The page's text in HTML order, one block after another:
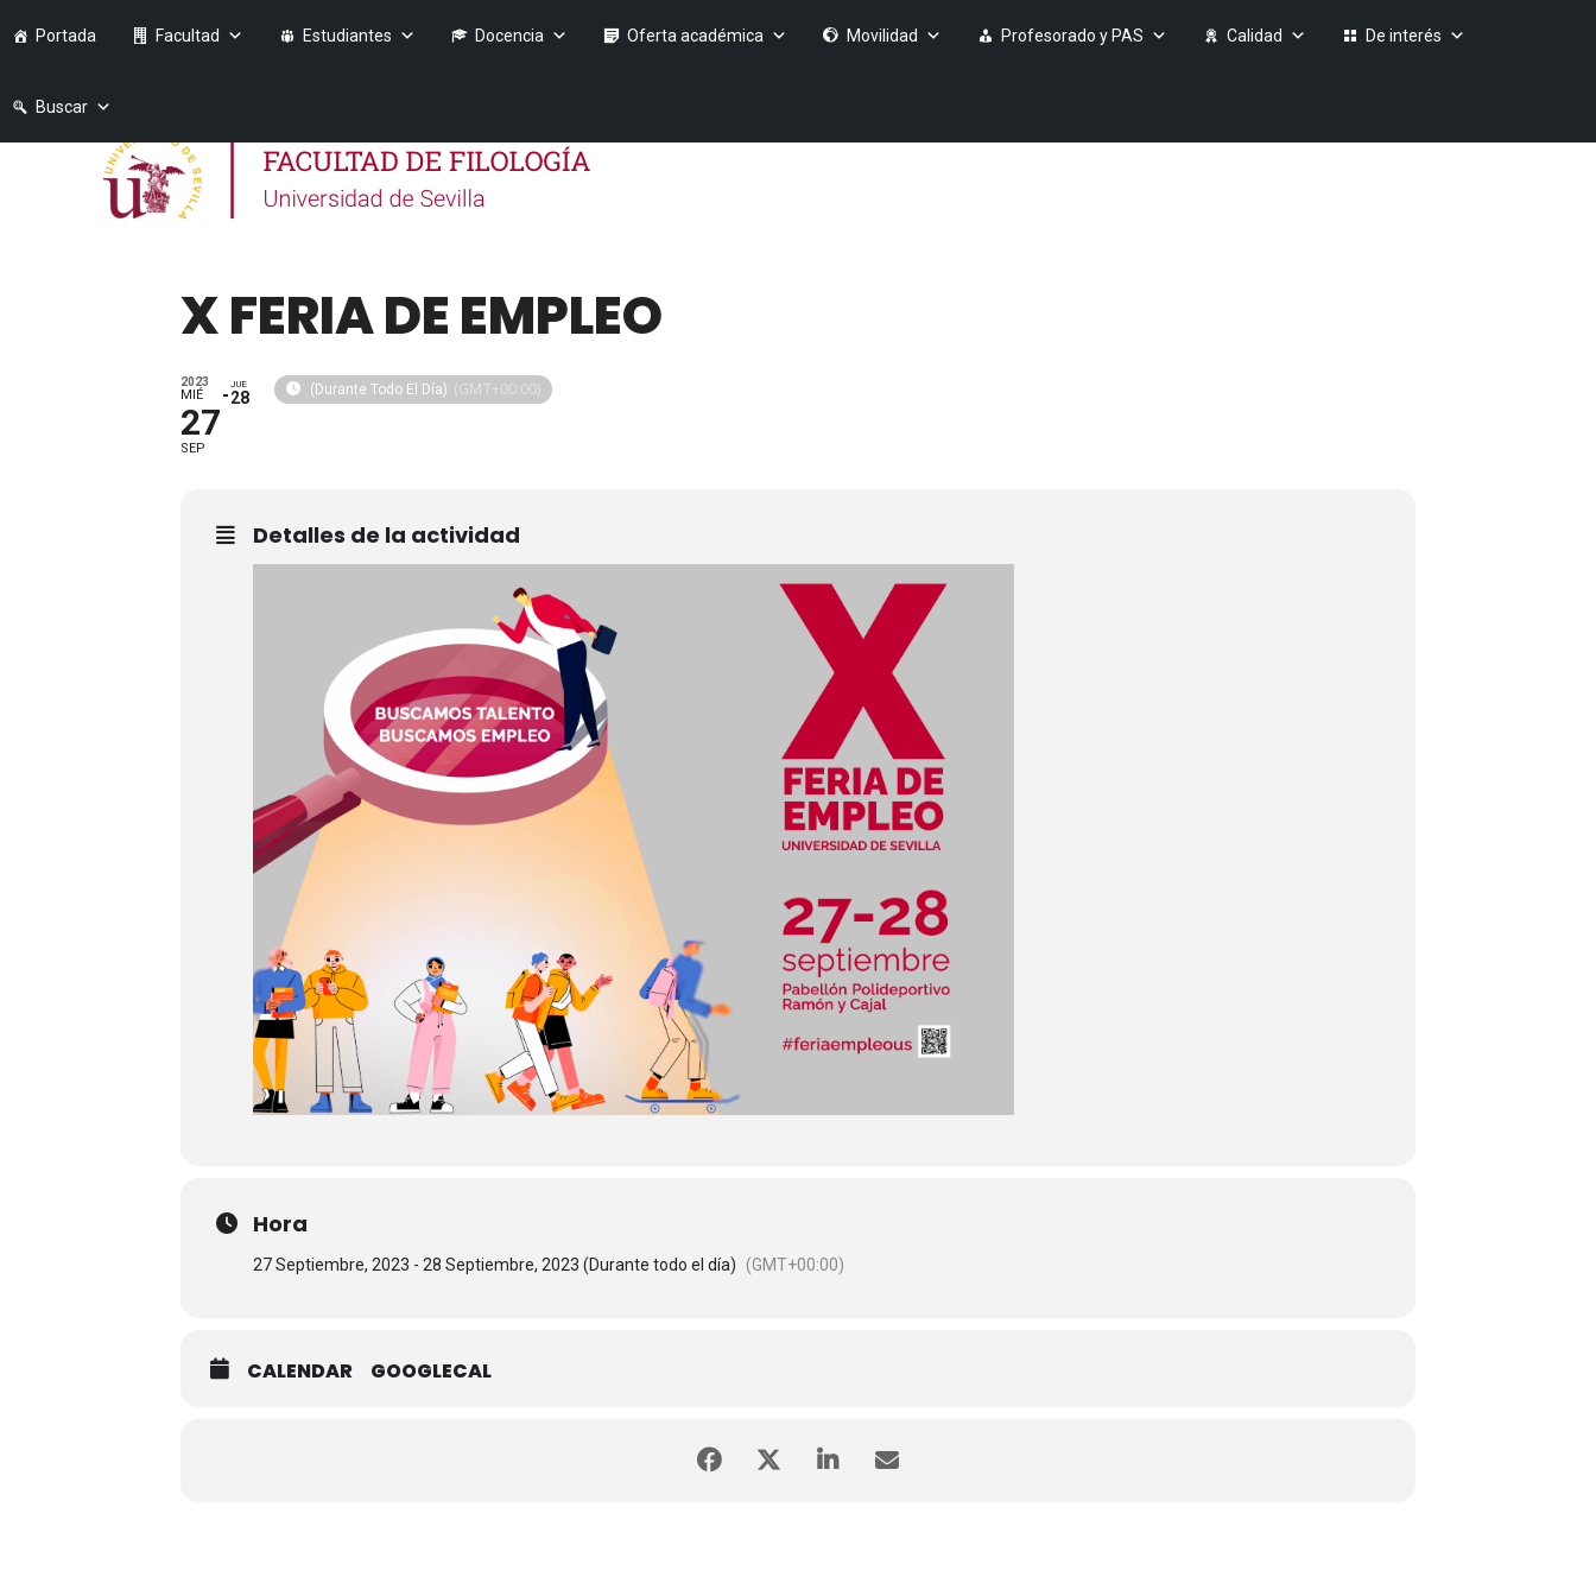
Portada Facultad Estudiantes Docencia Oferta académica Movilidad Profesorado y PAS Calidad De interés
Buscar
X FERIA DE EMPLEO
2023
MIÉ
27
SEP
JUE
28 (Durante Todo El Día) (GMT+00:00)
Detalles de la actividad
Hora
27 Septiembre, 2023 - 28 Septiembre, 2023 (Durante todo el día) (GMT+00:00)
CALENDAR GOOGLECAL